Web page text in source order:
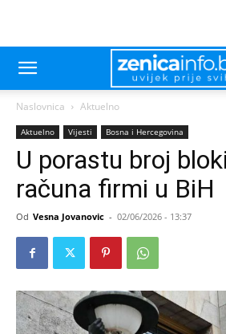
Naslovnica Aktuelno
Aktuelno Vijesti Bosna i Hercegovina
U porastu broj
računa firmi u BiH
Od Vesna Jovanovic - 02/06/2026 - 13:37